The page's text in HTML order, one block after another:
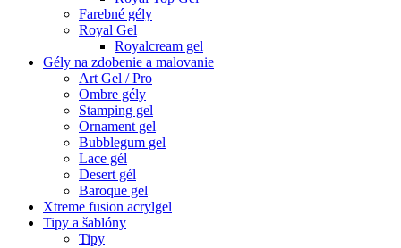
Farebné gély
Royal Gel
Royalcream gel
Gély na zdobenie a malovanie
Art Gel / Pro
Ombre gély
Stamping gel
Ornament gel
Bubblegum gel
Lace gél
Desert gél
Baroque gel
Xtreme fusion acrylgel
Tipy a šablóny
Tipy